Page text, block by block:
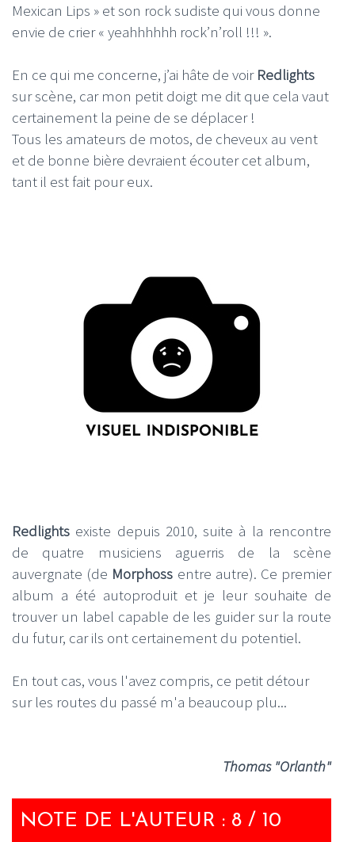
Mexican Lips » et son rock sudiste qui vous donne
envie de crier « yeahhhhhh rock’n’roll !!! ».
En ce qui me concerne, j’ai hâte de voir Redlights
sur scène, car mon petit doigt me dit que cela vaut
certainement la peine de se déplacer !
Tous les amateurs de motos, de cheveux au vent
et de bonne bière devraient écouter cet album,
tant il est fait pour eux.
Redlights existe depuis 2010, suite à la rencontre
de quatre musiciens aguerris de la scène
auvergnate (de Morphoss entre autre). Ce premier
album a été autoproduit et je leur souhaite de
trouver un label capable de les guider sur la route
du futur, car ils ont certainement du potentiel.
En tout cas, vous l'avez compris, ce petit détour
sur les routes du passé m'a beaucoup plu...
Thomas "Orlanth"
NOTE DE L'AUTEUR : 8 / 10